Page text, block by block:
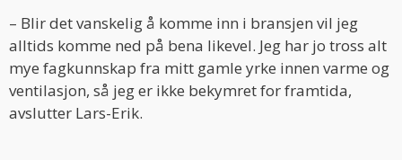
– Blir det vanskelig å komme inn i bransjen vil jeg
alltids komme ned på bena likevel. Jeg har jo tross alt
mye fagkunnskap fra mitt gamle yrke innen varme og
ventilasjon, så jeg er ikke bekymret for framtida,
avslutter Lars-Erik.